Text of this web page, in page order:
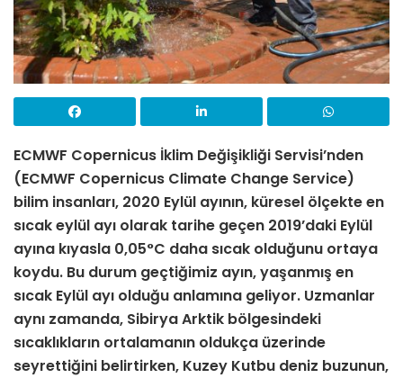
ECMWF Copernicus İklim Değişikliği Servisi’nden
(ECMWF Copernicus Climate Change Service)
bilim insanları, 2020 Eylül ayının, küresel ölçekte en
sıcak eylül ayı olarak tarihe geçen 2019’daki Eylül
ayına kıyasla 0,05°C daha sıcak olduğunu ortaya
koydu. Bu durum geçtiğimiz ayın, yaşanmış en
sıcak Eylül ayı olduğu anlamına geliyor. Uzmanlar
aynı zamanda, Sibirya Arktik bölgesindeki
sıcaklıkların ortalamanın oldukça üzerinde
seyrettiğini belirtirken, Kuzey Kutbu deniz buzunun,